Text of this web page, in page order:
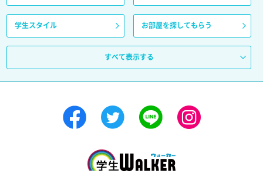
学生スタイル お部屋を探してもらう
すべて表示する